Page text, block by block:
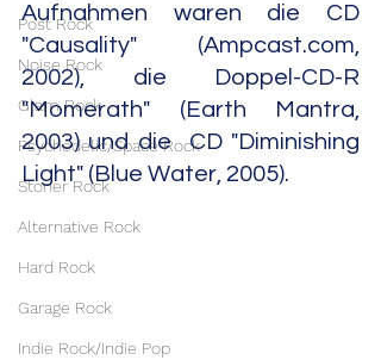
Post Rock
Noise Rock
Glam Rock
Psychedelic/Space Rock
Stoner Rock
Alternative Rock
Hard Rock
Garage Rock
Indie Rock/Indie Pop
Aufnahmen waren die CD
"Causality" (Ampcast.com,
2002), die Doppel-CD-R
"Momerath" (Earth Mantra,
2003) und die  CD "Diminishing
Light" (Blue Water, 2005).